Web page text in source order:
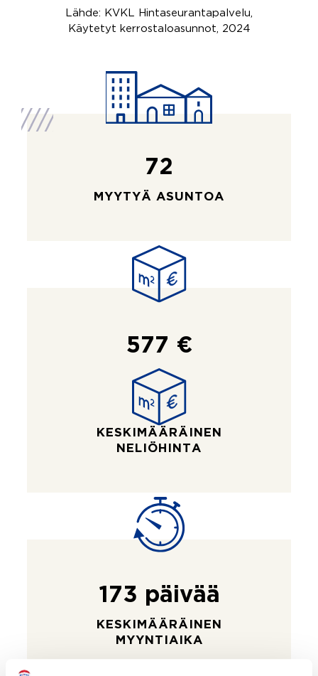
Lähde: KVKL Hintaseurantapalvelu,
Käytetyt kerrostaloasunnot, 2024
72
MYYTYÄ ASUNTOA
577 €
KESKIMÄÄRÄINEN
NELIÖHINTA
173 päivää
KESKIMÄÄRÄINEN
MYYNTIAIKA